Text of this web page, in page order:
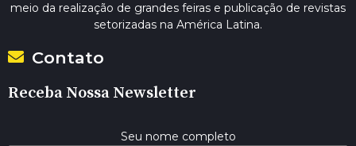
meio da realização de grandes feiras e publicação de revistas
setorizadas na América Latina.
Contato
Receba Nossa Newsletter
Seu nome completo